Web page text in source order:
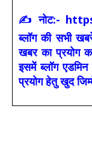
✍ नोट:-
ब्लॉग की सभी
खबर का प्रयोग
इसमें ब्लॉग
प्रयोग हेतु खुद